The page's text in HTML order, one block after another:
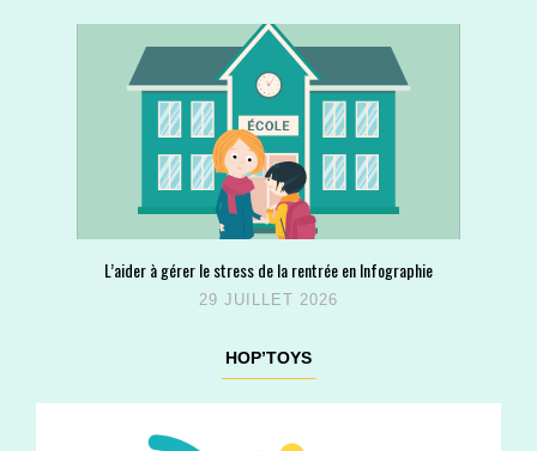
L’aider à gérer le stress de la rentrée en Infographie
29 JUILLET 2026
HOP’TOYS